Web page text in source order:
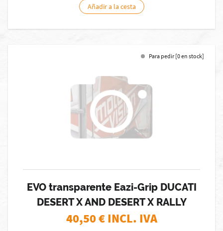
Añadir a la cesta
Para pedir [0 en stock]
EVO transparente Eazi-Grip DUCATI
DESERT X AND DESERT X RALLY
40,50€ INCL. IVA